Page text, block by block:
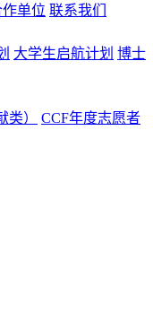
单位 联系我们
大学生启航计划 博士
类）
CCF年度志愿者